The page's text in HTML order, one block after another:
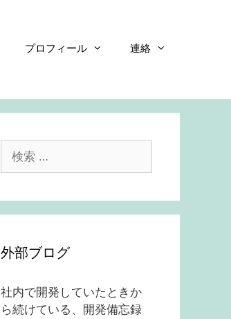
プロフィール 連絡
索:
外部ブログ
社内で開発していたときか
ら続けている、開発備忘録